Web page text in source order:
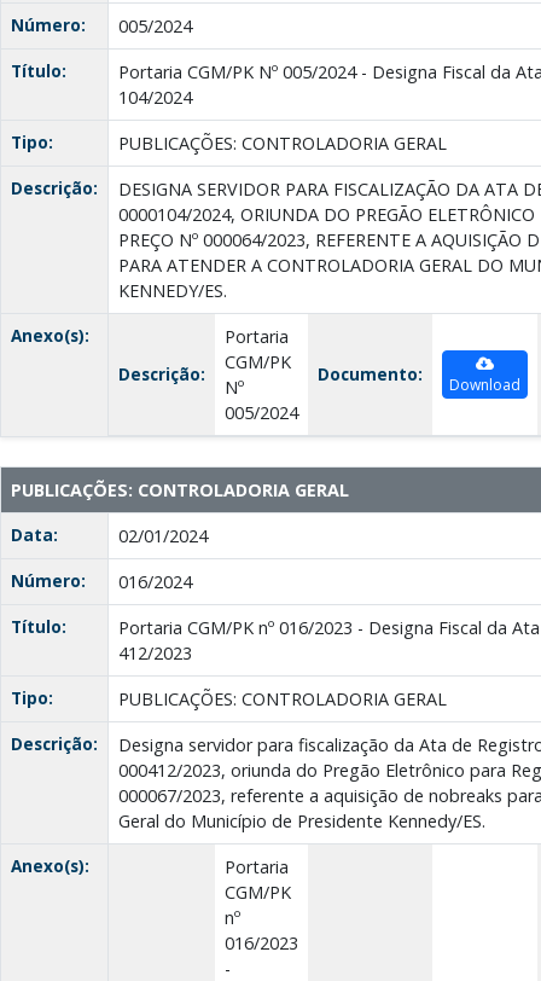
Número:
005/2024
Título:
Portaria CGM/PK Nº 005/2024 - Designa Fiscal da
104/2024
Tipo:
PUBLICAÇÕES: CONTROLADORIA GERAL
Descrição:
DESIGNA SERVIDOR PARA FISCALIZAÇÃO DA ATA
0000104/2024, ORIUNDA DO PREGÃO ELETRÔNICO
PREÇO Nº 000064/2023, REFERENTE A AQUISIÇÃO
PARA ATENDER A CONTROLADORIA GERAL DO
KENNEDY/ES.
Anexo(s):
Descrição:
Portaria
CGM/PK
Nº
005/2024
Documento: Download
PUBLICAÇÕES: CONTROLADORIA GERAL
Data:
02/01/2024
Número:
016/2024
Título:
Portaria CGM/PK nº 016/2023 - Designa Fiscal da
412/2023
Tipo:
PUBLICAÇÕES: CONTROLADORIA GERAL
Descrição:
Designa servidor para fiscalização da Ata de
000412/2023, oriunda do Pregão Eletrônico para
000067/2023, referente a aquisição de nobreaks
Geral do Município de Presidente Kennedy/ES.
Anexo(s):
Portaria
CGM/PK
nº
016/2023
-